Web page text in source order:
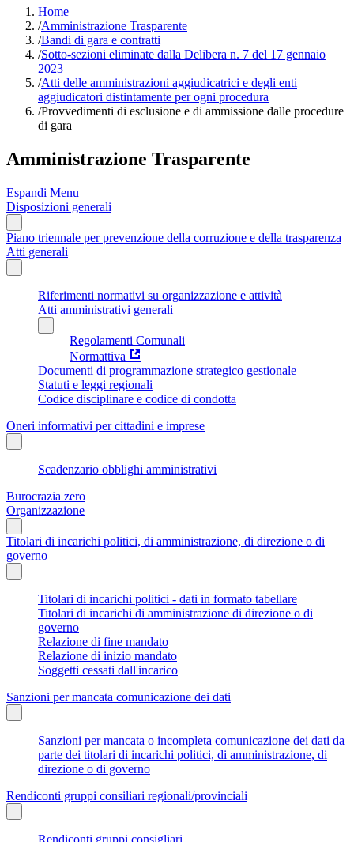
Home
/Amministrazione Trasparente
/Bandi di gara e contratti
/Sotto-sezioni eliminate dalla Delibera n. 7 del 17 gennaio
2023
/Atti delle amministrazioni aggiudicatrici e degli enti
aggiudicatori distintamente per ogni procedura
/Provvedimenti di esclusione e di ammissione dalle procedure
di gara
Amministrazione Trasparente
Espandi Menu
Disposizioni generali
Piano triennale per prevenzione della corruzione e della trasparenza
Atti generali
Riferimenti normativi su organizzazione e attività
Atti amministrativi generali
Regolamenti Comunali
Normattiva
Documenti di programmazione strategico gestionale
Statuti e leggi regionali
Codice disciplinare e codice di condotta
Oneri informativi per cittadini e imprese
Scadenzario obblighi amministrativi
Burocrazia zero
Organizzazione
Titolari di incarichi politici, di amministrazione, di direzione o di
governo
Titolari di incarichi politici - dati in formato tabellare
Titolari di incarichi di amministrazione di direzione o di
governo
Relazione di fine mandato
Relazione di inizio mandato
Soggetti cessati dall'incarico
Sanzioni per mancata comunicazione dei dati
Sanzioni per mancata o incompleta comunicazione dei dati da
parte dei titolari di incarichi politici, di amministrazione, di
direzione o di governo
Rendiconti gruppi consiliari regionali/provinciali
Rendiconti gruppi consigliari